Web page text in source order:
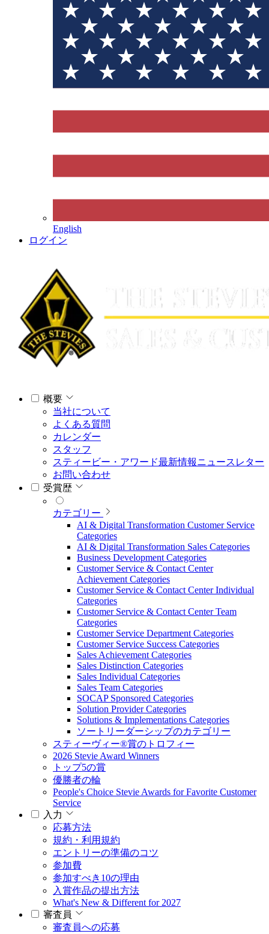
English
ログイン
概要
当社について
よくある質問
カレンダー
スタッフ
スティービー・アワード最新情報ニュースレター
お問い合わせ
受賞歴
カテゴリー
AI & Digital Transformation Customer Service
Categories
AI & Digital Transformation Sales Categories
Business Development Categories
Customer Service & Contact Center
Achievement Categories
Customer Service & Contact Center Individual
Categories
Customer Service & Contact Center Team
Categories
Customer Service Department Categories
Customer Service Success Categories
Sales Achievement Categories
Sales Distinction Categories
Sales Individual Categories
Sales Team Categories
SOCAP Sponsored Categories
Solution Provider Categories
Solutions & Implementations Categories
ソートリーダーシップのカテゴリー
スティーヴィー®賞のトロフィー
2026 Stevie Award Winners
トップ5の賞
優勝者の輪
People's Choice Stevie Awards for Favorite Customer
Service
入力
応募方法
規約・利用規約
エントリーの準備のコツ
参加費
参加すべき10の理由
入賞作品の提出方法
What's New & Different for 2027
審査員
審査員への応募